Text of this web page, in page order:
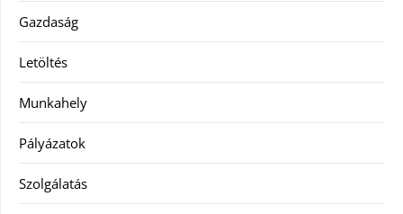
Gazdaság
Letöltés
Munkahely
Pályázatok
Szolgálatás